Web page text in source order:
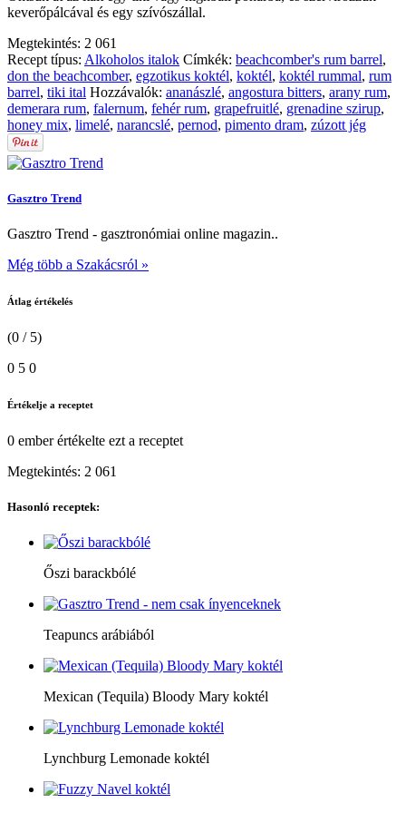
keverőpálcával és egy szívószállal.
Megtekintés: 2 061
Recept típus: Alkoholos italok Címkék: beachcomber's rum barrel,
don the beachcomber, egzotikus koktél, koktél, koktél rummal, rum
barrel, tiki ital Hozzávalók: ananászlé, angostura bitters, arany rum,
demerara rum, falernum, fehér rum, grapefruitlé, grenadine szirup,
honey mix, limelé, narancslé, pernod, pimento dram, zúzott jég
Gasztro Trend
Gasztro Trend - gasztronómiai online magazin..
Még több a Szakácsról »
Átlag értékelés
(0 / 5)
0 5 0
Értékelje a receptet
0 emberértékelte ezt a receptet
Megtekintés: 2 061
Hasonló receptek:
Őszi barackbólé
Teapuncs arábiából
Mexican (Tequila) Bloody Mary koktél
Lynchburg Lemonade koktél